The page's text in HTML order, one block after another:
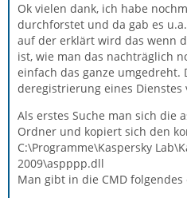
Ok vielen dank, ich habe
durchforstet und da gab es
auf der erklärt wird das wenn
ist, wie man das nachträglich
einfach das ganze umgedreht.
deregistrierung eines Dienstes
Als erstes Suche man sich die
Ordner und kopiert sich den
C:\Programme\Kaspersky
2009\aspppp.dll
Man gibt in die CMD